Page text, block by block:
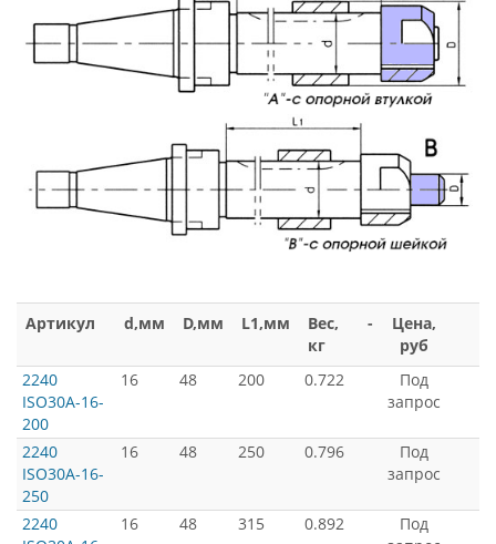
Артикул d,мм D,мм L1,мм
Вес,
кг
-
Цена,
руб
2240
ISO30A-16-
200
16 48 200 0.722
Под
запрос
2240
ISO30A-16-
250
16 48 250 0.796
Под
запрос
2240
16 48 315 0.892
Под